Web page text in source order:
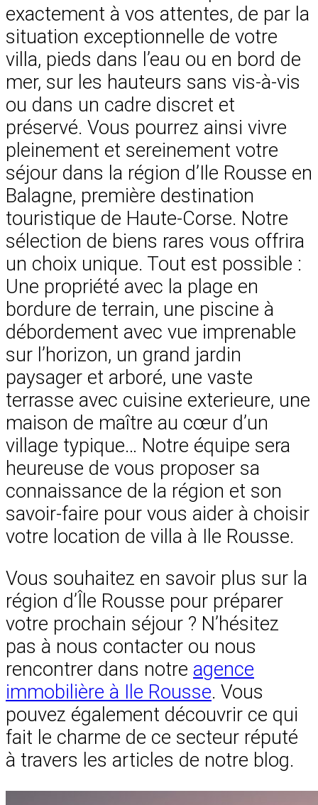
exactement à vos attentes, de par la
situation exceptionnelle de votre
villa, pieds dans l’eau ou en bord de
mer, sur les hauteurs sans vis-à-vis
ou dans un cadre discret et
préservé. Vous pourrez ainsi vivre
pleinement et sereinement votre
séjour dans la région d’Ile Rousse en
Balagne, première destination
touristique de Haute-Corse. Notre
sélection de biens rares vous offrira
un choix unique. Tout est possible :
Une propriété avec la plage en
bordure de terrain, une piscine à
débordement avec vue imprenable
sur l’horizon, un grand jardin
paysager et arboré, une vaste
terrasse avec cuisine exterieure, une
maison de maître au cœur d’un
village typique… Notre équipe sera
heureuse de vous proposer sa
connaissance de la région et son
savoir-faire pour vous aider à choisir
votre location de villa à Ile Rousse.
Vous souhaitez en savoir plus sur la
région d’Île Rousse pour préparer
votre prochain séjour ? N’hésitez
pas à nous contacter ou nous
rencontrer dans notre agence
immobilière à Ile Rousse. Vous
pouvez également découvrir ce qui
fait le charme de ce secteur réputé
à travers les articles de notre blog.